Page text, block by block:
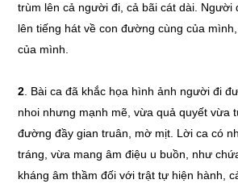
trùm lên cả người đi, cả bãi cát dài. Người
lên tiếng hát về con đường cùng của
của mình.
2 . Bài ca đã khắc họa hình ảnh người đi
nhoi nhưng mạnh mẽ, vừa quả quyết vừa
đường đầy gian truân, mờ mịt. Lời ca có
tráng, vừa mang âm điệu u buồn, như
kháng âm thầm đối với trật tự hiện hành,